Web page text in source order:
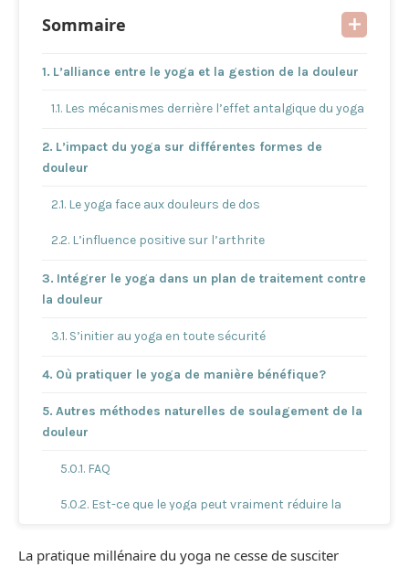
Sommaire
L’alliance entre le yoga et la gestion de la douleur
Les mécanismes derrière l’effet antalgique du yoga
L’impact du yoga sur différentes formes de
douleur
Le yoga face aux douleurs de dos
L’influence positive sur l’arthrite
Intégrer le yoga dans un plan de traitement contre
la douleur
S’initier au yoga en toute sécurité
Où pratiquer le yoga de manière bénéfique?
Autres méthodes naturelles de soulagement de la
douleur
FAQ
Est-ce que le yoga peut vraiment réduire la
Combien de fois par semaine devrais-je
La pratique millénaire du yoga ne cesse de susciter